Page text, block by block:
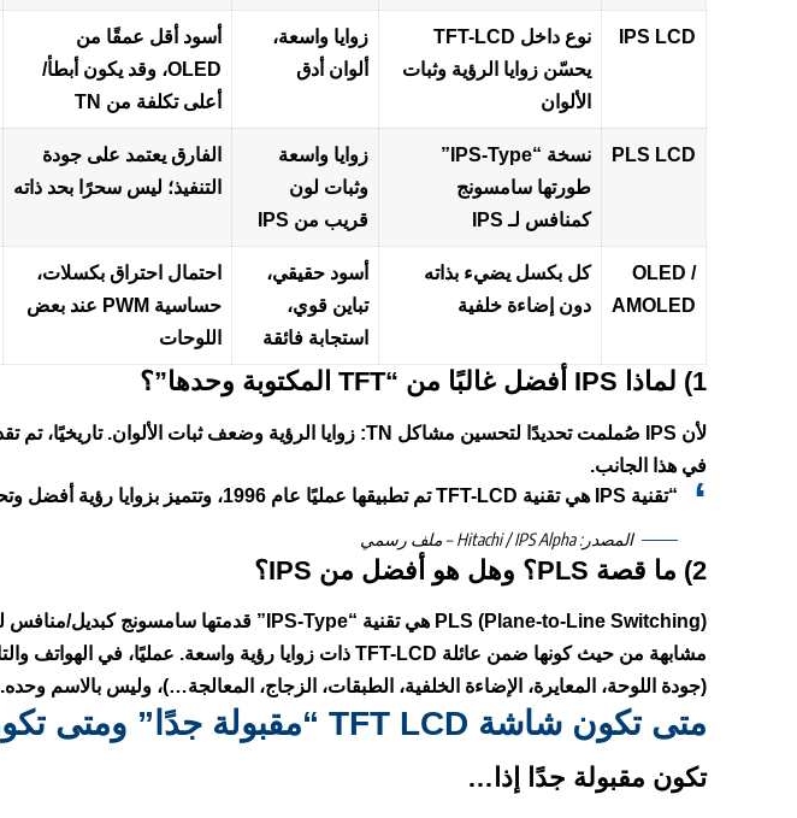
IPS LCD
نوع داخل TFT-LCD
يحسّن زوايا الرؤية وثبات
الألوان
زوايا واسعة،
ألوان أدق
أسود أقل عمقًا من
OLED، وقد يكون أبطأ/
أعلى تكلفة من TN
PLS LCD
نسخة “IPS-Type”
طورتها سامسونج
كمنافس لـ IPS
زوايا واسعة
وثبات لون
قريب من IPS
الفارق يعتمد على جودة
التنفيذ؛ ليس سحرًا بحد ذاته
OLED /
AMOLED
كل بكسل يضيء بذاته
دون إضاءة خلفية
أسود حقيقي،
تباين قوي،
استجابة فائقة
احتمال احتراق بكسلات،
حساسية PWM عند بعض
اللوحات
1) لماذا IPS أفضل غالبًا من “TFT المكتوبة وحدها”؟
في هذا الجانب.
“تقنية IPS هي تقنية TFT-LCD تم تطبيقها عمليًا عام 1996، وتتميز بزوايا رؤية أفضل وتحسن في الأداء اللوني.”
المصدر:Hitachi / IPS Alpha – ملف رسمي
2) ما قصة PLS؟ وهل هو أفضل من IPS؟
PLS
مشابهة من حيث كونها ضمن عائلة TFT-LCD ذات زوايا رؤية واسعة. عمليًا، في الهواتف والتابلت:
(جودة اللوحة، المعايرة، الإضاءة الخلفية، الطبقات، الزجاج، المعالجة…)، وليس بالاسم وحده.
متى تكون شاشة TFT LCD “مقبولة جدًا” ومتى تكون صفقة سيئة؟
تكون مقبولة جدًا إذا…